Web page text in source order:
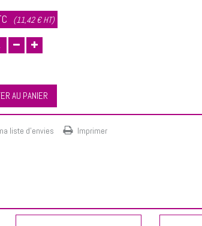
(11,42 € HT)
AU PANIER
liste d'envies Imprimer